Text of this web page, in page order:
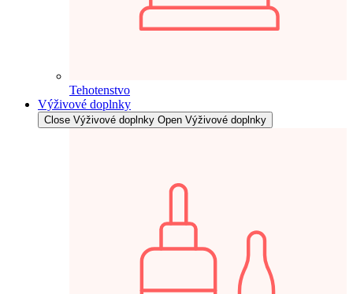
Tehotenstvo
Výživové doplnky
Close Výživové doplnky Open Výživové doplnky